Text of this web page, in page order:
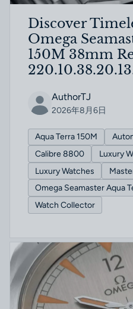
Discover
Omega
150M 38mm
AuthorTJ
2026年8月6日
Aqua Terra 150M
Calibre 8800
Luxury
Luxury Watches
Omega Seamaster Aqua
Watch Collector